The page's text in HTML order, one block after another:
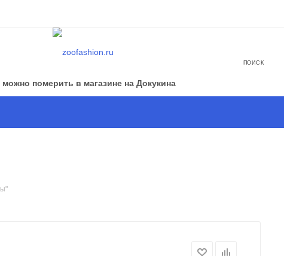
можно померить в магазине на Докукина
ПОИСК